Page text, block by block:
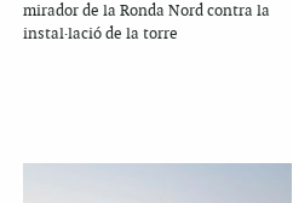
mirador de la Ronda Nord contra la
instal·lació de la torre